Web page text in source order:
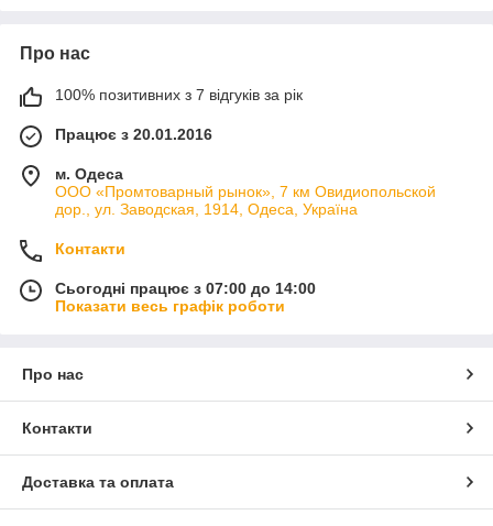
Про нас
100% позитивних з 7 відгуків за рік
Працює з 20.01.2016
м. Одеса
ООО «Промтоварный рынок», 7 км Овидиопольской
дор., ул. Заводская, 1914, Одеса, Україна
Контакти
Сьогодні працює з 07:00 до 14:00
Показати весь графік роботи
Про нас
Контакти
Доставка та оплата